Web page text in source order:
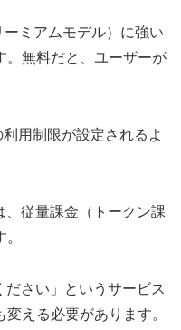
ミアムモデル）に強い
。無料だと、ユーザーが
用制限が設定されるよ
、従量課金（トークン課
さい」というサービス
える必要があります。